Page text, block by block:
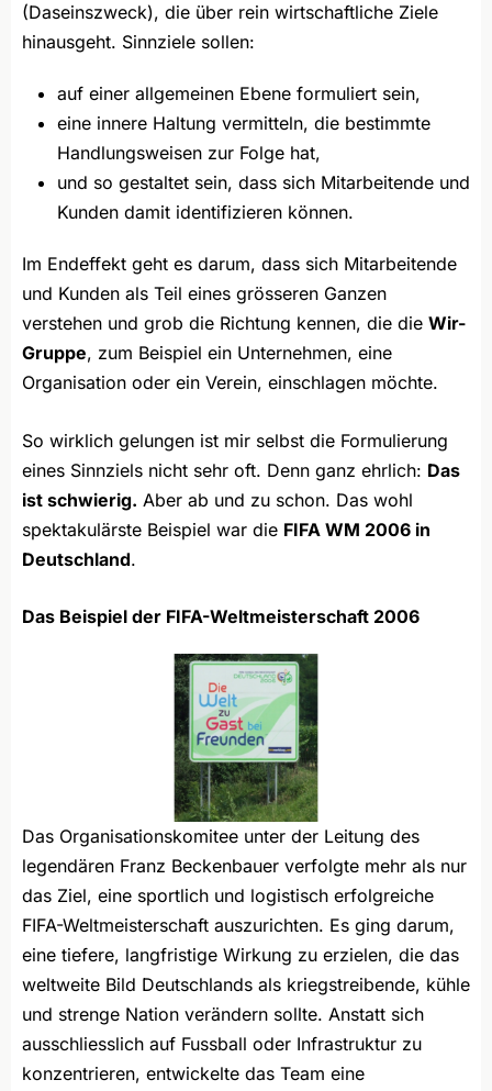
(Daseinszweck), die über rein wirtschaftliche Ziele
hinausgeht. Sinnziele sollen:
auf einer allgemeinen Ebene formuliert sein,
eine innere Haltung vermitteln, die bestimmte
Handlungsweisen zur Folge hat,
und so gestaltet sein, dass sich Mitarbeitende und
Kunden damit identifizieren können.
Im Endeffekt geht es darum, dass sich Mitarbeitende
und Kunden als Teil eines grösseren Ganzen
verstehen und grob die Richtung kennen, die die Wir-
Gruppe, zum Beispiel ein Unternehmen, eine
Organisation oder ein Verein, einschlagen möchte.
So wirklich gelungen ist mir selbst die Formulierung
eines Sinnziels nicht sehr oft. Denn ganz ehrlich: Das
ist schwierig. Aber ab und zu schon. Das wohl
spektakulärste Beispiel war die FIFA WM 2006 in
Deutschland.
Das Beispiel der FIFA-Weltmeisterschaft 2006
Das Organisationskomitee unter der Leitung des
legendären Franz Beckenbauer verfolgte mehr als nur
das Ziel, eine sportlich und logistisch erfolgreiche
FIFA-Weltmeisterschaft auszurichten. Es ging darum,
eine tiefere, langfristige Wirkung zu erzielen, die das
weltweite Bild Deutschlands als kriegstreibende, kühle
und strenge Nation verändern sollte. Anstatt sich
ausschliesslich auf Fussball oder Infrastruktur zu
konzentrieren, entwickelte das Team eine